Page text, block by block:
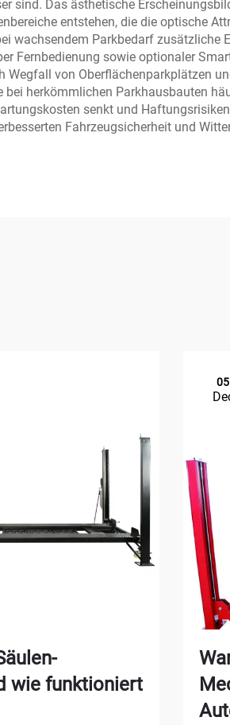
sind. Das ästhetische
entstehen, die die optische
wachsendem Parkbedarf
Fernbedienung sowie optionaler
Wegfall von Oberflächenparkplätzen
bei herkömmlichen Parkhausbauten
senkt und
Fahrzeugsicherheit und
wie funktioniert
05